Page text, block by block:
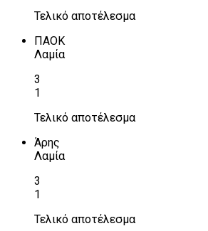
Τελικό αποτέλεσμα
ΠΑΟΚ
Λαμία
3
1
Τελικό αποτέλεσμα
Άρης
Λαμία
3
1
Τελικό αποτέλεσμα